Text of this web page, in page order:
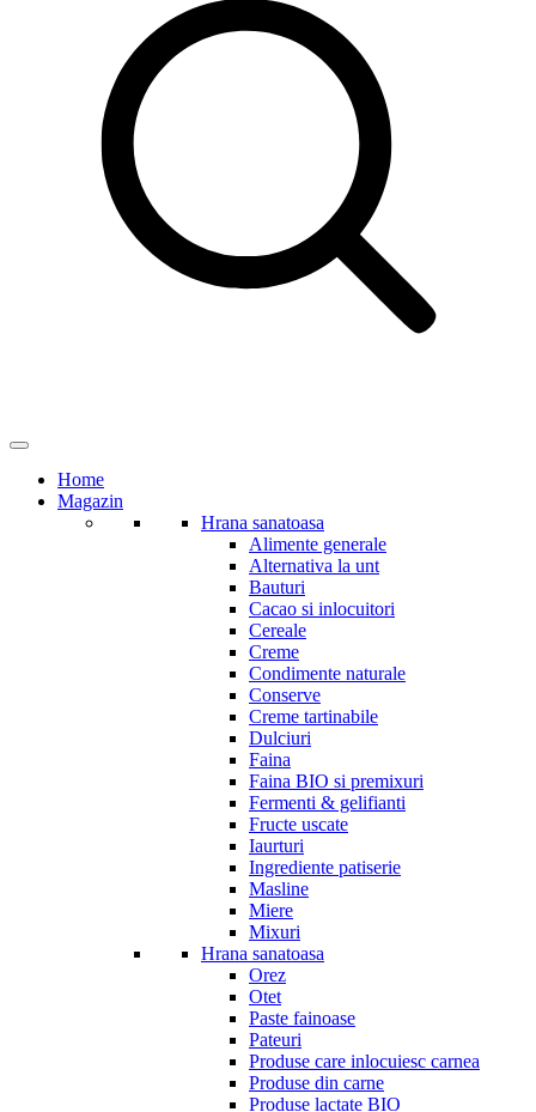
Home
Magazin
Hrana sanatoasa
Alimente generale
Alternativa la unt
Bauturi
Cacao si inlocuitori
Cereale
Creme
Condimente naturale
Conserve
Creme tartinabile
Dulciuri
Faina
Faina BIO si premixuri
Fermenti & gelifianti
Fructe uscate
Iaurturi
Ingrediente patiserie
Masline
Miere
Mixuri
Hrana sanatoasa
Orez
Otet
Paste fainoase
Pateuri
Produse care inlocuiesc carnea
Produse din carne
Produse lactate BIO